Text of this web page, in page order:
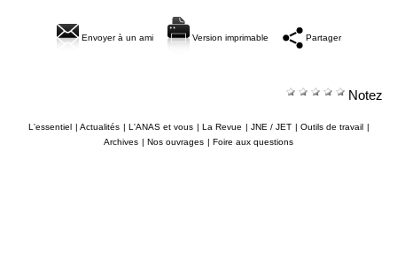
Envoyer à un ami Version imprimable Partager
Notez
L'essentiel | Actualités | L'ANAS et vous | La Revue | JNE / JET | Outils de travail |
Archives | Nos ouvrages | Foire aux questions